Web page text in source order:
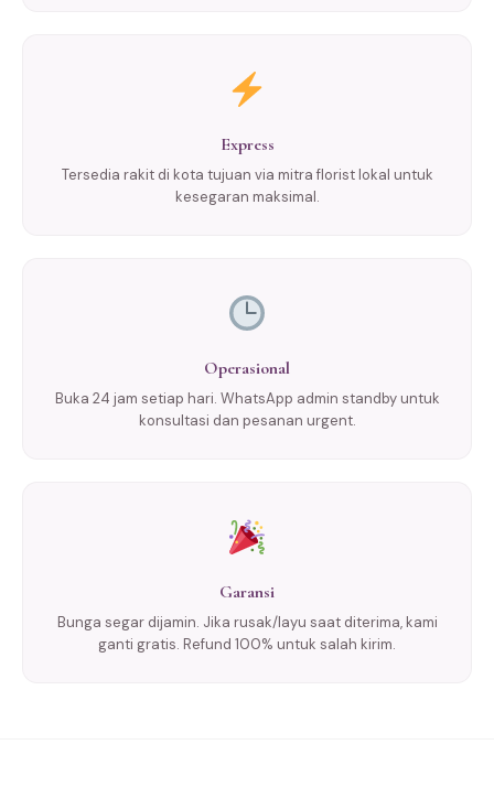
Express
Tersedia rakit di kota tujuan via mitra florist lokal untuk
kesegaran maksimal.
Operasional
Buka 24 jam setiap hari. WhatsApp admin standby untuk
konsultasi dan pesanan urgent.
Garansi
Bunga segar dijamin. Jika rusak/layu saat diterima, kami
ganti gratis. Refund 100% untuk salah kirim.